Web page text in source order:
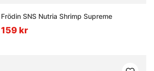
Frödin SNS Nutria Shrimp Supreme
159 kr